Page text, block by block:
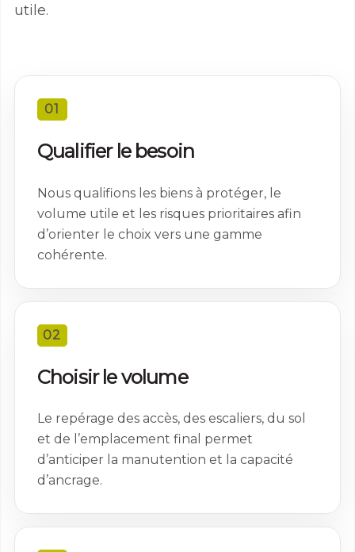
utile.
01
Qualifier le besoin
Nous qualifions les biens à protéger, le
volume utile et les risques prioritaires afin
d’orienter le choix vers une gamme
cohérente.
02
Choisir le volume
Le repérage des accès, des escaliers, du sol
et de l’emplacement final permet
d’anticiper la manutention et la capacité
d’ancrage.
site Web
fonctionnalités
disparaîtront
chances de voir
des offres
personnalisés.